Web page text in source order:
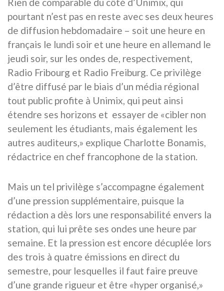
pourtant n’est pas en reste avec ses deux heures
de diffusion hebdomadaire – soit une heure en
français le lundi soir et une heure en allemand le
jeudi soir, sur les ondes de, respectivement,
Radio Fribourg et Radio Freiburg. Ce privilège
d’être diffusé par le biais d’un média régional
tout public profite à Unimix, qui peut ainsi
étendre ses horizons et essayer de «cibler non
seulement les étudiants, mais également les
autres auditeurs,» explique Charlotte Bonamis,
rédactrice en chef francophone de la station.
Mais un tel privilège s’accompagne également
d’une pression supplémentaire, puisque la
rédaction a dès lors une responsabilité envers la
station, qui lui prête ses ondes une heure par
semaine. Et la pression est encore décuplée lors
des trois à quatre émissions en direct du
semestre, pour lesquelles il faut faire preuve
d’une grande rigueur et être «hyper organisé,»